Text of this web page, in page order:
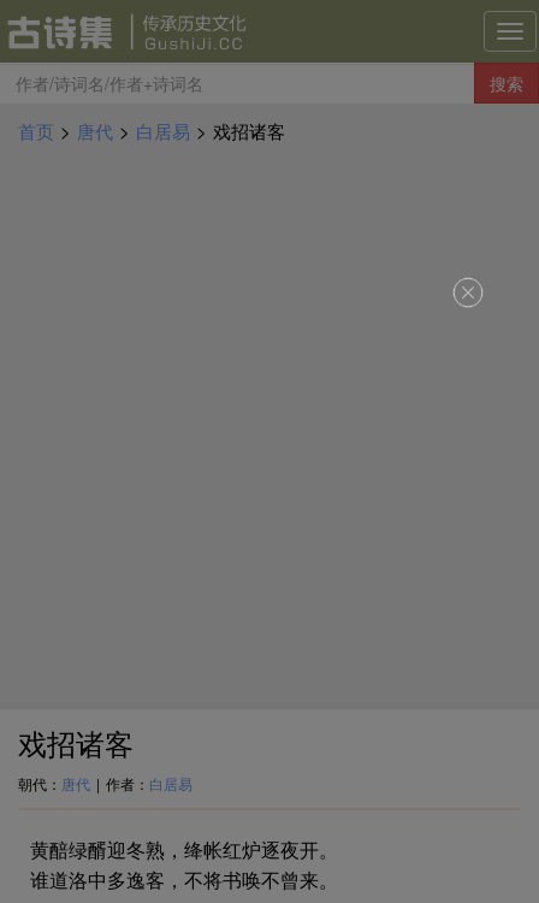
古
诗
集
搜索
首页 > 唐代 > 白居易 > 戏招诸客
戏招诸客
朝代： 唐代 | 作者： 白居易
黄醅绿醑迎冬熟，绛帐红炉逐夜开。
谁道洛中多逸客，不将书唤不曾来。